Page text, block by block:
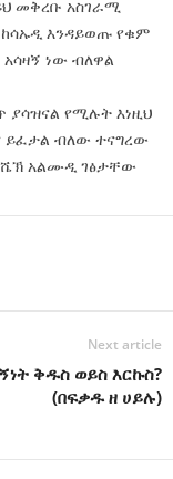
መቅረቡ አስገራሚ
እንዳይወጡ የቁም
ነው ብለዋል
ያሳዝናል የሚሉት እነዚህ
ይፈታል ብለው ተናግረው
ሼኽ አልሙዲ ገፅታቸው
Next article
ቅዱስ ወይስ እርኩስ?
(በፍቃዱ ዘ ሀይሉ)